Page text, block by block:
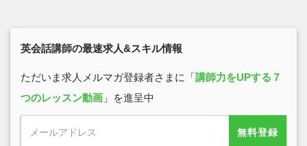
英会話講師の最速求人&スキル情報
ただいま求人メルマガ登録者さまに「講師力をUPする７
つのレッスン動画 」を進呈中
無料登録